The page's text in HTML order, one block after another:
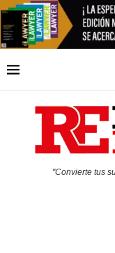
"Convierte tus